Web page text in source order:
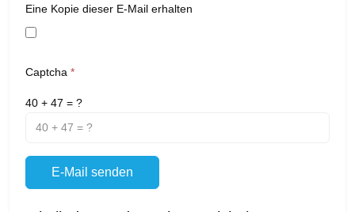
Eine Kopie dieser E-Mail erhalten
Captcha *
40 + 47 = ?
E-Mail senden